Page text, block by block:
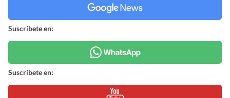
Suscríbete en:
Suscríbete en: